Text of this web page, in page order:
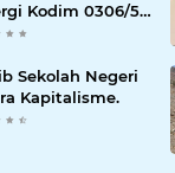
Kodim 0306/50
dalam
Sekolah Negeri
Kapitalisme.